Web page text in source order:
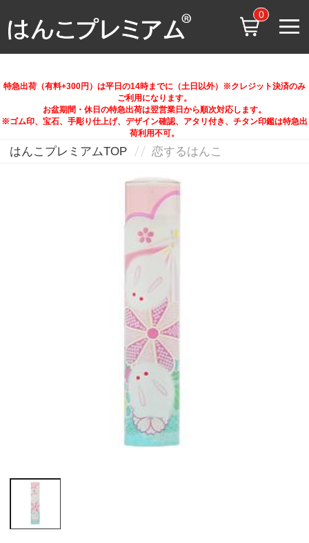
0
特急出荷（有料+300円）は平日の14時までに（土日以外）※クレジット決済のみ
ご利用になります。
お盆期間・休日の特急出荷は翌営業日から順次対応します。
※ゴム印、宝石、手彫り仕上げ、デザイン確認、アタリ付き、チタン印鑑は特急出
荷利用不可。
はんこプレミアムTOP 恋するはんこ